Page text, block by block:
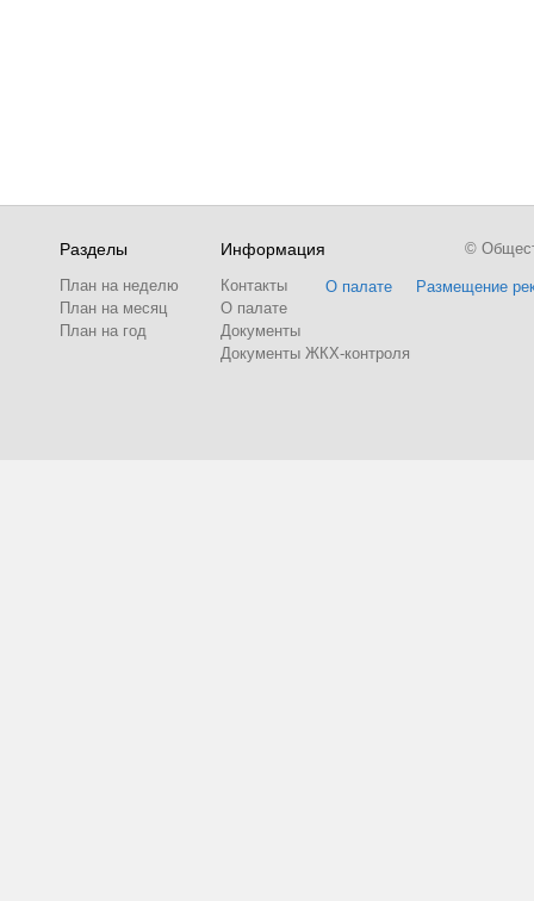
Разделы
План на неделю
План на месяц
План на год
Информация
Контакты
О палате
Документы
Документы ЖКХ-контроля
О палате Размещение
©